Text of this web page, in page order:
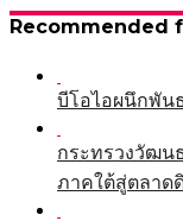
Recommended
บีโอไอผนึกพัน
กระทรวงวัฒน
ภาคใต้สู่ตลาด